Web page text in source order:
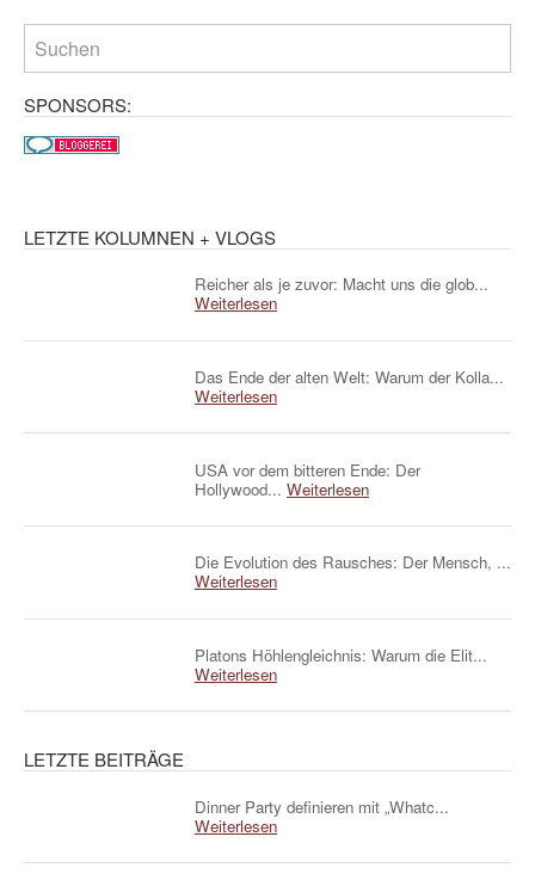
SPONSORS:
LETZTE KOLUMNEN + VLOGS
Reicher als je zuvor: Macht uns die glob...
Weiterlesen
Das Ende der alten Welt: Warum der Kolla...
Weiterlesen
USA vor dem bitteren Ende: Der
Hollywood... Weiterlesen
Die Evolution des Rausches: Der Mensch, ...
Weiterlesen
Platons Höhlengleichnis: Warum die Elit...
Weiterlesen
LETZTE BEITRÄGE
Dinner Party definieren mit „Whatc...
Weiterlesen